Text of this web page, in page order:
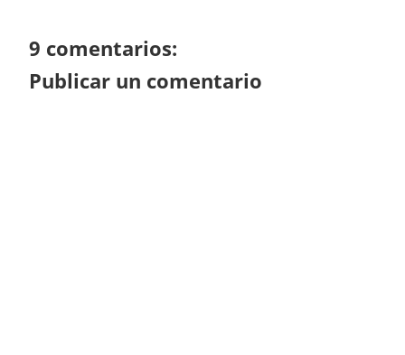
9 comentarios:
Publicar un comentario